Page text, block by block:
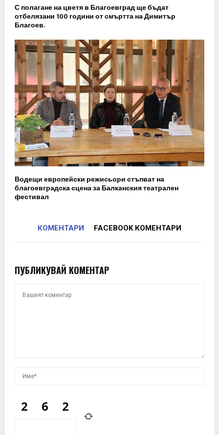
С полагане на цветя в Благоевград ще бъдат
отбелязани 100 години от смъртта на Димитър
Благоев.
Водещи европейски режисьори стъпват на
благоевградска сцена за Балканския театрален
фестивал
КОМЕНТАРИ FACEBOOK КОМЕНТАРИ
ПУБЛИКУВАЙ КОМЕНТАР